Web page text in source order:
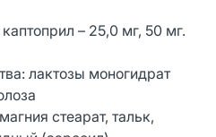
– 25,0 мг, 50 мг.
лактозы моногидрат
стеарат, тальк,